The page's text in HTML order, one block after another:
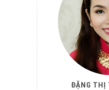
ĐẶNG THỊ